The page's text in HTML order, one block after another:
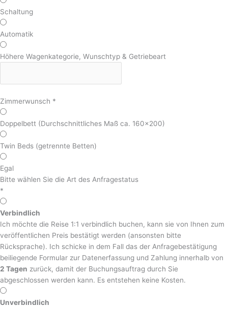
Schaltung
Automatik
Höhere Wagenkategorie, Wunschtyp & Getriebeart
Zimmerwunsch *
Doppelbett (Durchschnittliches Maß ca. 160x200)
Twin Beds (getrennte Betten)
Egal
Bitte wählen Sie die Art des Anfragestatus
*
Verbindlich
Ich möchte die Reise 1:1 verbindlich buchen, kann sie von Ihnen zum
veröffentlichen Preis bestätigt werden (ansonsten bitte
Rücksprache). Ich schicke in dem Fall das der Anfragebestätigung
beiliegende Formular zur Datenerfassung und Zahlung innerhalb von
2 Tagen zurück, damit der Buchungsauftrag durch Sie
abgeschlossen werden kann. Es entstehen keine Kosten.
Unverbindlich